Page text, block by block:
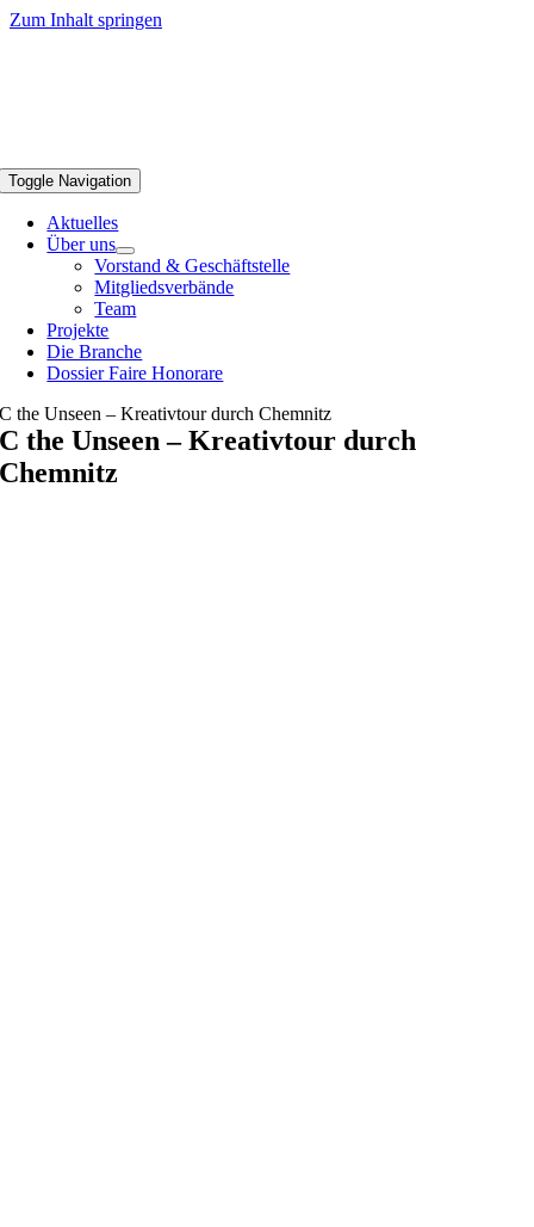
Zum Inhalt springen
Toggle Navigation
Aktuelles
Über uns
Vorstand & Geschäftstelle
Mitgliedsverbände
Team
Projekte
Die Branche
Dossier Faire Honorare
C the Unseen – Kreativtour durch Chemnitz
C the Unseen – Kreativtour durch
Chemnitz